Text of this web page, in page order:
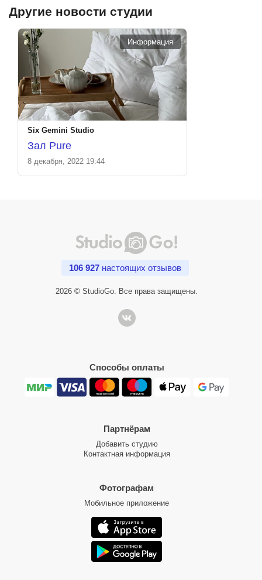
Другие новости студии
Информация
Six Gemini Studio
Зал Pure
8 декабря, 2022 19:44
106 927 настоящих отзывов
2026 © StudioGo. Все права защищены.
Способы оплаты
Партнёрам
Добавить студию
Контактная информация
Фотографам
Мобильное приложение